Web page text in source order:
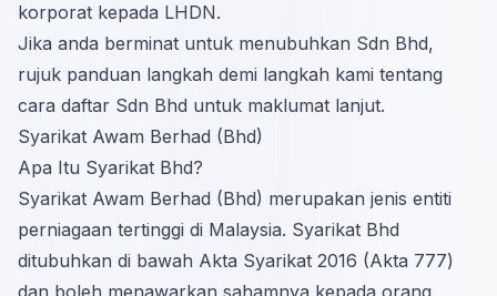
korporat kepada LHDN.
Jika anda berminat untuk menubuhkan Sdn Bhd,
rujuk panduan langkah demi langkah kami tentang
cara daftar Sdn Bhd untuk maklumat lanjut.
Syarikat Awam Berhad (Bhd)
Apa Itu Syarikat Bhd?
Syarikat Awam Berhad (Bhd) merupakan jenis entiti
perniagaan tertinggi di Malaysia. Syarikat Bhd
ditubuhkan di bawah Akta Syarikat 2016 (Akta 777)
dan boleh menawarkan sahamnya kepada orang